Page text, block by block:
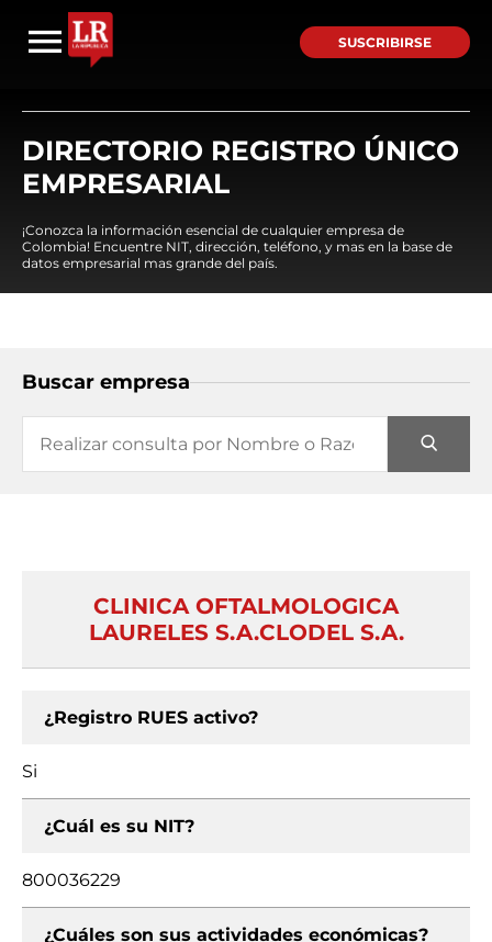
SUSCRIBIRSE
DIRECTORIO REGISTRO ÚNICO
EMPRESARIAL
¡Conozca la información esencial de cualquier empresa de
Colombia! Encuentre NIT, dirección, teléfono, y mas en la base de
datos empresarial mas grande del país.
Buscar empresa
CLINICA OFTALMOLOGICA
LAURELES S.A.CLODEL S.A.
¿Registro RUES activo?
Si
¿Cuál es su NIT?
800036229
¿Cuáles son sus actividades económicas?